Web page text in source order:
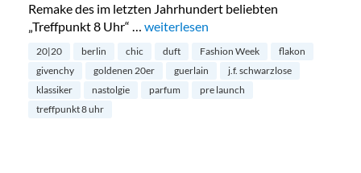
Remake des im letzten Jahrhundert beliebten
„Treffpunkt 8 Uhr“ … „Beauty-News: der neue Duft von
weiterlesen
20|20 berlin chic duft Fashion Week
flakon
givenchy
goldenen 20er guerlain
j.f. schwarzlose
klassiker
nastolgie parfum
pre launch
treffpunkt 8 uhr